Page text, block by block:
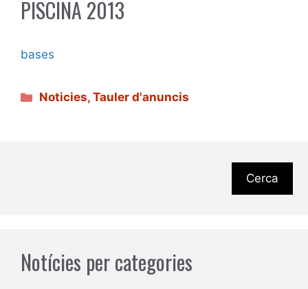
PISCINA 2013
bases
Categories
Noticies,Tauler d'anuncis
Cerca
Notícies per categories